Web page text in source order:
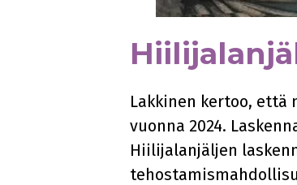
Lakkinen kertoo,
vuonna 2024.
Hiilijalanjäljen